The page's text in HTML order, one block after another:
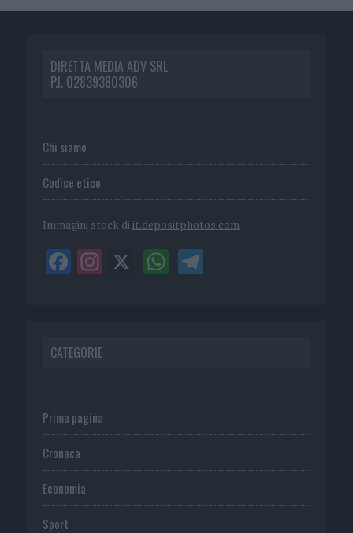
DIRETTA MEDIA ADV SRL
P.I. 02839380306
Chi siamo
Codice etico
Immagini stock di it.depositphotos.com
CATEGORIE
Prima pagina
Cronaca
Economia
Sport